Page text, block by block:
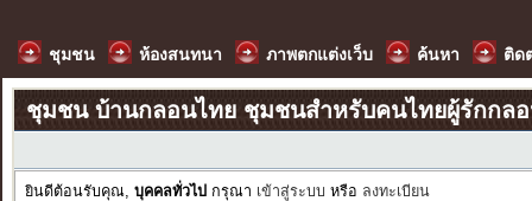
ชุมชน ห้องสนทนา ภาพตกแต่งเว็บ ค้นหา ติด
ชุมชน บ้านกลอนไทย ชุมชนสำหรับคนไทยผู้รักกล
ยินดีต้อนรับคุณ, บุคคลทั่วไป กรุณา เข้าสู่ระบบ หรือ ลงทะเบียน